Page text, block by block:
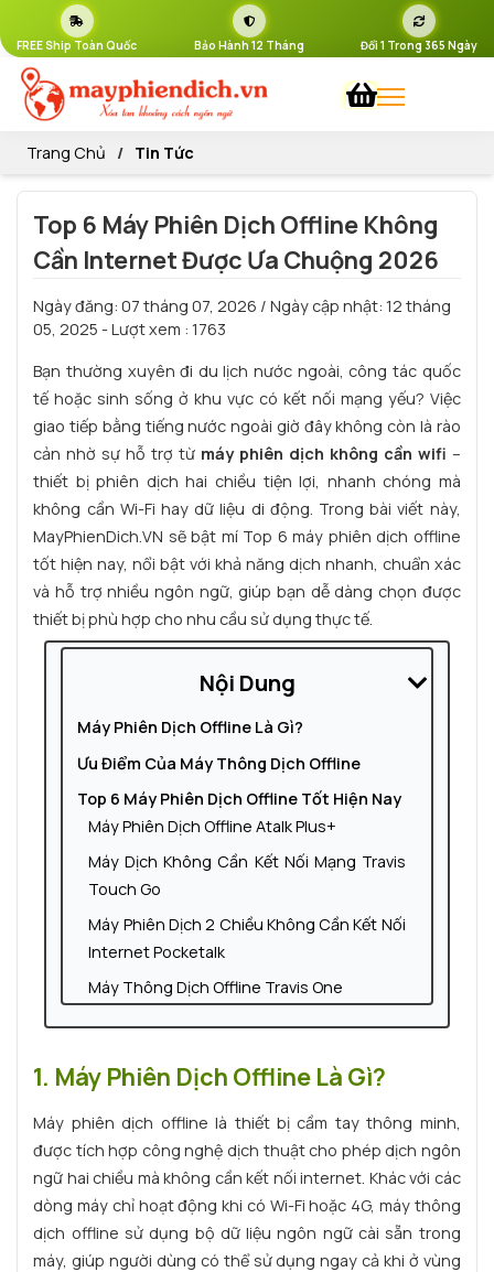
FREE Ship Toàn Quốc Bảo Hành 12 Tháng Đổi 1 Trong 365 Ngày
Trang Chủ Tin Tức
Top 6 Máy Phiên Dịch Offline Không
Cần Internet Được Ưa Chuộng 2026
Ngày đăng:07 tháng 07, 2026 / Ngày cập nhật:12 tháng
05, 2025 - Lượt xem : 1763
Bạn thường xuyên đi du lịch nước ngoài, công tác quốc
tế hoặc sinh sống ở khu vực có kết nối mạng yếu? Việc
giao tiếp bằng tiếng nước ngoài giờ đây không còn là rào
cản nhờ sự hỗ trợ từ máy phiên dịch không cần wifi –
thiết bị phiên dịch hai chiều tiện lợi, nhanh chóng mà
không cần Wi-Fi hay dữ liệu di động. Trong bài viết này,
MayPhienDich.VN sẽ bật mí Top 6 máy phiên dịch offline
tốt hiện nay, nổi bật với khả năng dịch nhanh, chuẩn xác
và hỗ trợ nhiều ngôn ngữ, giúp bạn dễ dàng chọn được
thiết bị phù hợp cho nhu cầu sử dụng thực tế.
Nội Dung
Máy Phiên Dịch Offline Là Gì?
Ưu Điểm Của Máy Thông Dịch Offline
Top 6 Máy Phiên Dịch Offline Tốt Hiện Nay
Máy Phiên Dịch Offline Atalk Plus+
Máy Dịch Không Cần Kết Nối Mạng Travis
Touch Go
Máy Phiên Dịch 2 Chiều Không Cần Kết Nối
Internet Pocketalk
Máy Thông Dịch Offline Travis One
Máy Dịch Không Cần Kết Nối Wifi Ili
Những Ai Nên Sử Dụng Máy Dịch Ngôn Ngữ
Offline?
Tiêu Chí Chọn Máy Phiên Dịch Cầm Tay
Offline Chất Lượng
So Sánh Máy Phiên Dịch Offline Và Online
Mua Máy Phiên Dịch Offline Ở Đâu Uy Tín?
1. Máy Phiên Dịch Offline Là Gì?
Máy phiên dịch offline là thiết bị cầm tay thông minh,
được tích hợp công nghệ dịch thuật cho phép dịch ngôn
ngữ hai chiều mà không cần kết nối internet. Khác với các
dòng máy chỉ hoạt động khi có Wi-Fi hoặc 4G, máy thông
dịch offline sử dụng bộ dữ liệu ngôn ngữ cài sẵn trong
máy, giúp người dùng có thể sử dụng ngay cả khi ở vùng